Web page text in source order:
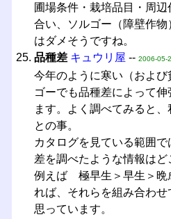
圃場条件・栽培品目・周
合い、ソルゴー（障壁作
はダメそうですね。
品種差 キュウリ屋 -- 2006-05-
今年のように寒い（およ
ゴーでも品種差によって
ます。よく調べてみると
との事。
カタログを見ている範囲
差を調べたような情報はど
例えば 極早生＞早生＞
れば、それらを組み合わ
思っています。